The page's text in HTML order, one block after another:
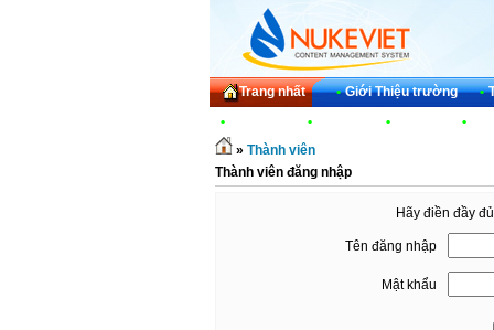
Trang nhất • Giới Thiệu trường •
•
• • •
» Thành viên
Thành viên đăng nhập
Hãy điền đầy
Tên đăng nhập
Mật khẩu